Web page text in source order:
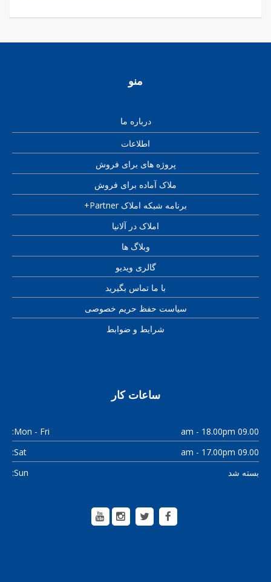
منو
درباره ما
اطلاعات
پروژه های برای فروش
ملاک آماده برای فروش
برنامه شبکه املاک Partner+
املاک در آلانیا
وبلاگ ها
گالری ویدیو
با ما تماس بگیرید
سیاست حفظ حریم خصوصی
شرایط و ضوابط
ساعات کار
Mon - Fri:
09.00 am - 18.00pm
Sat:
09.00 am - 17.00pm
Sun:
بسته شد